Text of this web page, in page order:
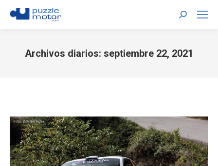
Buscar:
Archivos diarios: septiembre 22, 2021